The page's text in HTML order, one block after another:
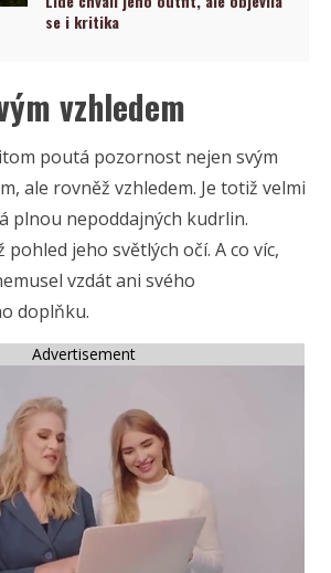
se i kritika
vzhledem
poutá pozornost nejen svým
ale rovněž vzhledem. Je totiž velmi
plnou nepoddajných kudrlin.
pohled jeho světlých očí. A co víc,
vzdát ani svého
doplňku.
Advertisement